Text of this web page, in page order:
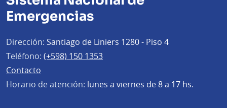
Emergencias
Dirección: Santiago de Liniers 1280 - Piso 4
Teléfono: (+598) 150 1353
Contacto
Horario de atención: lunes a viernes de 8 a 17 hs.